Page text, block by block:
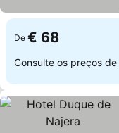
De € 68
Consulte os preços de